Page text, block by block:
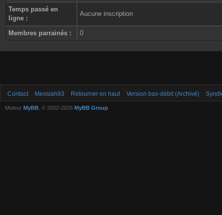
Temps passé en
ligne :
Aucune inscription
Membres parrainés : 0
Contact Messiah93 Retourner en haut Version bas-débit (Archivé)
Moteur MyBB , © 2002-2026 MyBB Group